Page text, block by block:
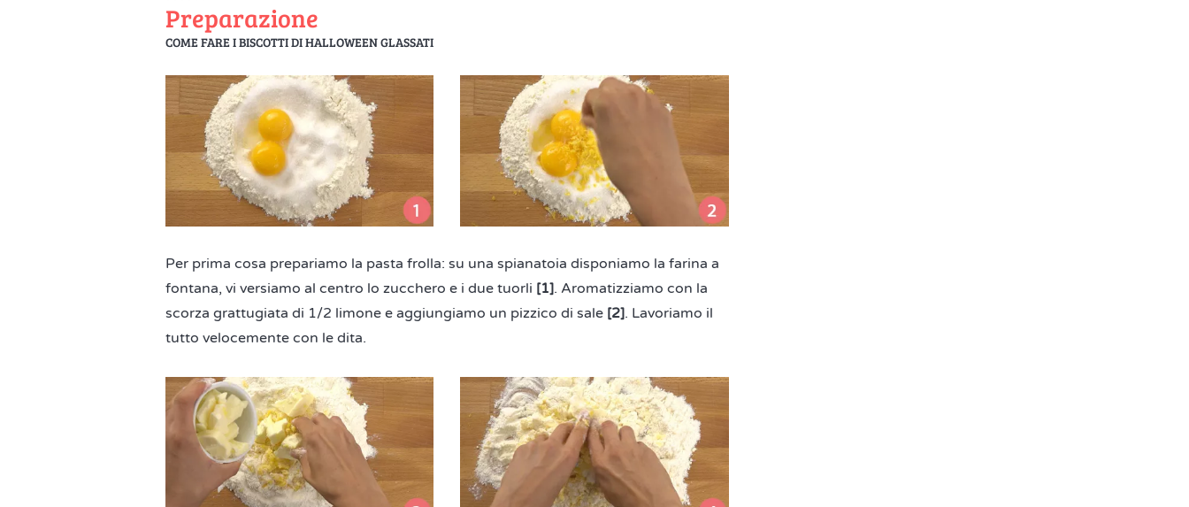
Preparazione
COME FARE I BISCOTTI DI HALLOWEEN GLASSATI
Per prima cosa prepariamo la pasta frolla: su una spianatoia disponiamo la farina a
fontana, vi versiamo al centro lo zucchero e i due tuorli [1]. Aromatizziamo con la
scorza grattugiata di 1/2 limone e aggiungiamo un pizzico di sale [2]. Lavoriamo il
tutto velocemente con le dita.